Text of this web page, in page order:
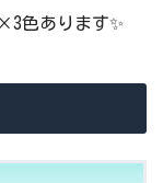
色あります✨